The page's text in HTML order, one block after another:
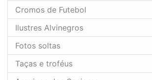
Cromos de Futebol
Ilustres Alvinegros
Fotos soltas
Taças e troféus